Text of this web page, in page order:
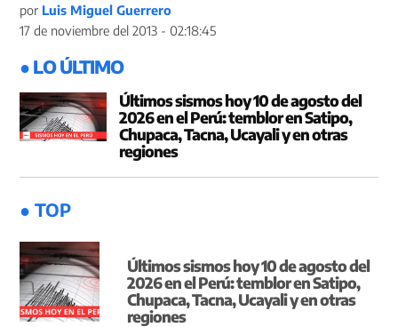
por Luis Miguel Guerrero
17 de noviembre del 2013 - 02:18:45
● LO ÚLTIMO
Últimos sismos hoy 10 de agosto del
2026 en el Perú: temblor en Satipo,
Chupaca, Tacna, Ucayali y en otras
regiones
● TOP
Últimos sismos hoy 10 de agosto del
2026 en el Perú: temblor en Satipo,
Chupaca, Tacna, Ucayali y en otras
regiones